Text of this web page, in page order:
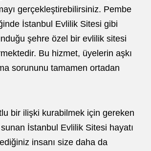
gerçekleştirebilirsiniz. Pembe
İstanbul Evlilik Sitesi gibi
şehre özel bir evlilik sitesi
Bu hizmet, üyelerin aşkı
sorununu tamamen ortadan
bir ilişki kurabilmek için gereken
İstanbul Evlilik Sitesi hayatı
insanı size daha da